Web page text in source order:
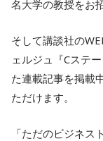
名大学の教授をお
そして講談社の
ェルジュ『Cステ
た連載記事を掲載
ただけます。
「ただのビジネ